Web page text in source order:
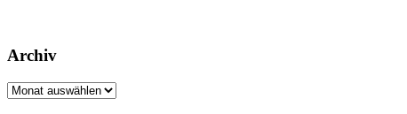
Archiv
Archiv